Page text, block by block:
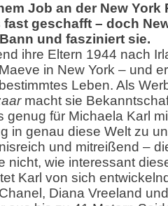
Job an der New
fast geschafft – doch
und fasziniert sie.
ihre Eltern 1944 nach
in New York – und
Leben. Als
macht sie
genug für Michaela Karl
in genau diese Welt zu
und mitreißend –
nicht, wie interessant
Karl von sich
Diana Vreeland